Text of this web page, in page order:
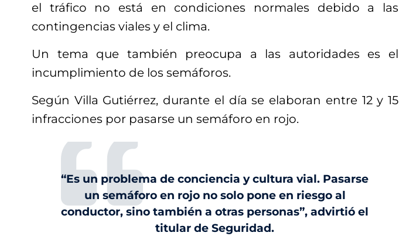
el tráfico no está en condiciones normales debido a las
contingencias viales y el clima.
Un tema que también preocupa a las autoridades es el
incumplimiento de los semáforos.
Según Villa Gutiérrez, durante el día se elaboran entre 12 y 15
infracciones por pasarse un semáforo en rojo.
“Es un problema de conciencia y cultura vial. Pasarse
un semáforo en rojo no solo pone en riesgo al
conductor, sino también a otras personas”, advirtió el
titular de Seguridad.